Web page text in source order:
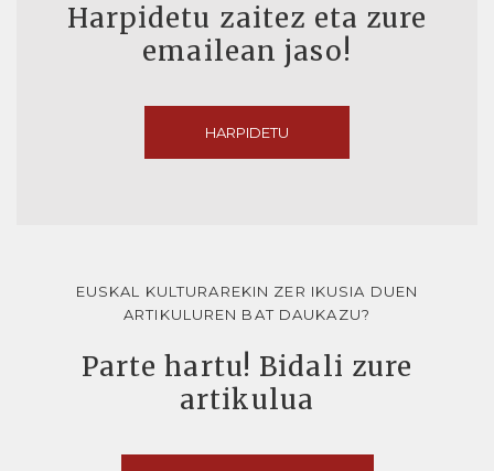
Harpidetu zaitez eta zure
emailean jaso!
HARPIDETU
EUSKAL KULTURAREKIN ZER IKUSIA DUEN
ARTIKULUREN BAT DAUKAZU?
Parte hartu! Bidali zure
artikulua